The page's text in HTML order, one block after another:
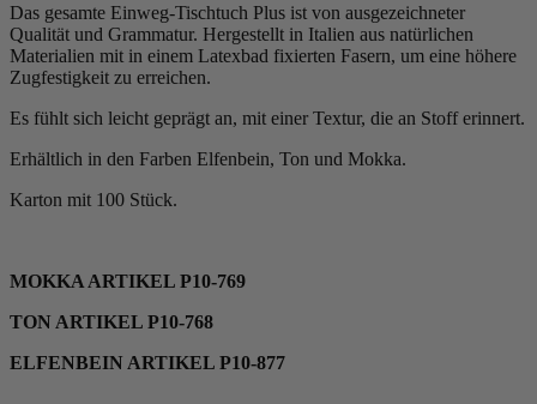
Das gesamte Einweg-Tischtuch Plus ist von ausgezeichneter
Qualität und Grammatur. Hergestellt in Italien aus natürlichen
Materialien mit in einem Latexbad fixierten Fasern, um eine höhere
Zugfestigkeit zu erreichen.
Es fühlt sich leicht geprägt an, mit einer Textur, die an Stoff erinnert.
Erhältlich in den Farben Elfenbein, Ton und Mokka.
Karton mit 100 Stück.
MOKKA ARTIKEL P10-769
TON ARTIKEL P10-768
ELFENBEIN ARTIKEL P10-877